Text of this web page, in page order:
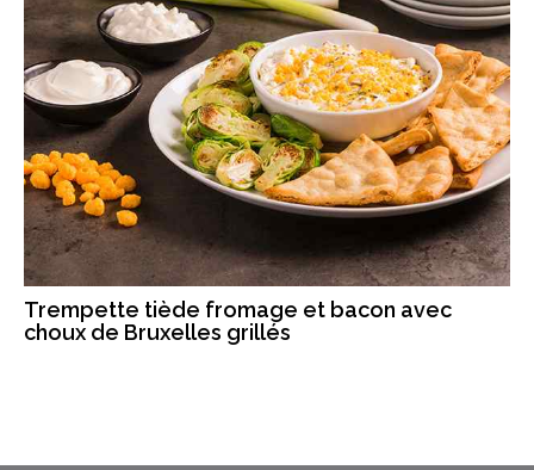
Trempette tiède fromage et bacon avec
choux de Bruxelles grillés